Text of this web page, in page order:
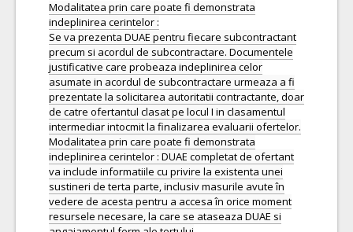
Modalitatea prin care poate fi demonstrata
indeplinirea cerintelor :
Se va prezenta DUAE pentru fiecare subcontractant
precum si acordul de subcontractare. Documentele
justificative care probeaza indeplinirea celor
asumate in acordul de subcontractare urmeaza a fi
prezentate la solicitarea autoritatii contractante, doar
de catre ofertantul clasat pe locul I in clasamentul
intermediar intocmit la finalizarea evaluarii ofertelor.
Modalitatea prin care poate fi demonstrata
indeplinirea cerintelor : DUAE completat de ofertant
va include informatiile cu privire la existenta unei
sustineri de terta parte, inclusiv masurile avute în
vedere de acesta pentru a accesa în orice moment
resursele necesare, la care se ataseaza DUAE si